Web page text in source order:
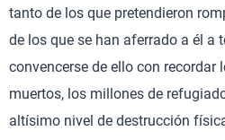
tanto de los que pretendieron
de los que se han aferrado a él a
convencerse de ello con recordar
muertos, los millones de
altísimo nivel de destrucción